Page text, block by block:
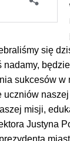
się
sukcesów w
naszej
misji,
Justyna